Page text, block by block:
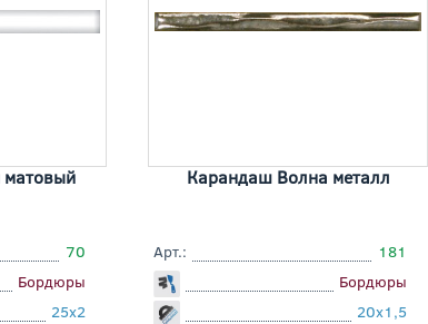
70
Бордюры
25x2
Карандаш Волна металл
Арт.:
181
Бордюры
20x1,5